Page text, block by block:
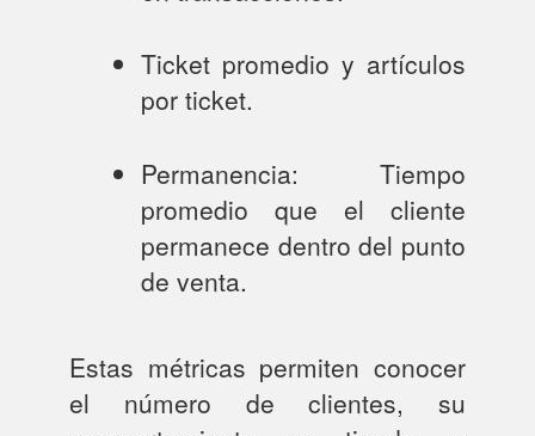
Ticket promedio y artículos
por ticket.
Permanencia: Tiempo
promedio que el cliente
permanece dentro del punto
de venta.
Estas métricas permiten conocer
el número de clientes, su